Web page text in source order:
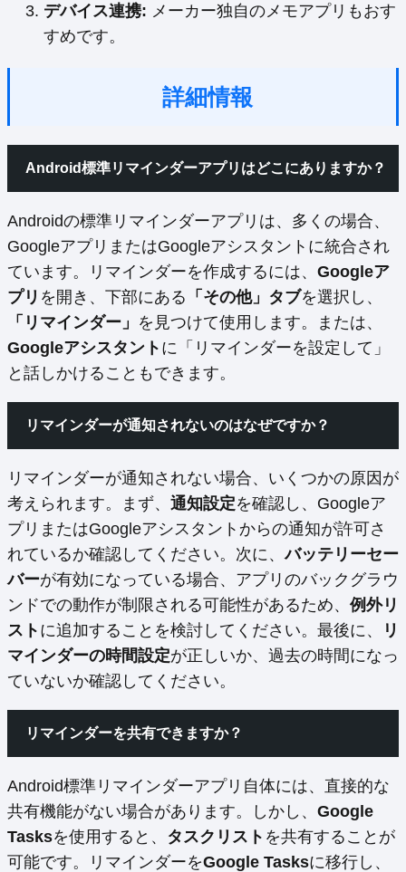
デバイス連携: メーカー独自のメモアプリもおす
すめです。
詳細情報
Android標準リマインダーアプリはどこにありますか？
Androidの標準リマインダーアプリは、多くの場合、
GoogleアプリまたはGoogleアシスタントに統合され
ています。リマインダーを作成するには、 Googleア
プリ を開き、下部にある 「その他」タブを選択し、
「リマインダー」 を見つけて使用します。または、
Googleアシスタント に「リマインダーを設定して」
と話しかけることもできます。
リマインダーが通知されないのはなぜですか？
リマインダーが通知されない場合、いくつかの原因が
考えられます。まず、 通知設定を確認し、Googleア
プリまたはGoogleアシスタントからの通知が許可さ
れているか確認してください。次に、バッテリーセー
バーが有効になっている場合、アプリのバックグラウ
ンドでの動作が制限される可能性があるため、 例外リ
スト に追加することを検討してください。最後に、
リ
マインダーの時間設定が正しいか、過去の時間になっ
ていないか確認してください。
リマインダーを共有できますか？
Android標準リマインダーアプリ自体には、直接的な
共有機能がない場合があります。しかし、 Google
Tasksを使用すると、 タスクリスト を共有することが
可能です。リマインダーをGoogle Tasksに移行し、